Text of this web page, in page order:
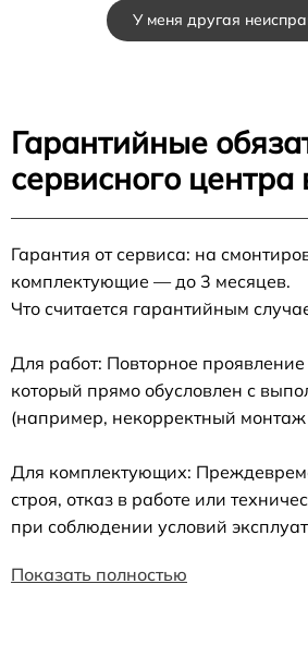
У меня другая
Гарантийные
сервисного центра
Гарантия от сервиса: на
комплектующие — до 3 месяцев.
Что считается гарантийным
Для работ: Повторное
который прямо обусловлен с
(например, некорректный монтаж
Для комплектующих:
строя, отказ в работе или
при соблюдении условий
Показать полностью